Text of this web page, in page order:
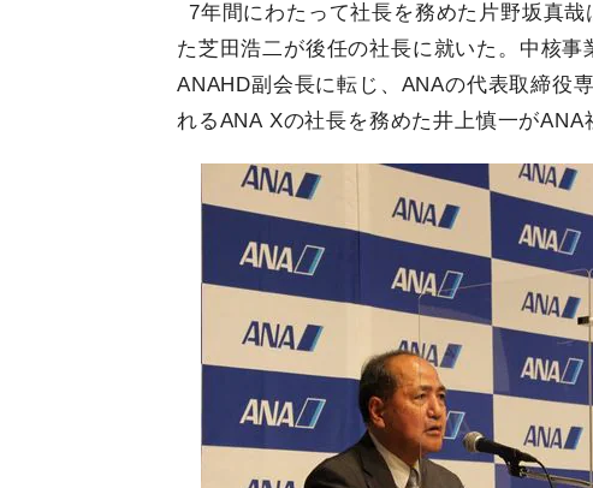
7年間にわたって社長を務めた片野坂真
た芝田浩二が後任の社長に就いた。中核
ANAHD副会長に転じ、ANAの代表取締役
れるANA Xの社長を務めた井上慎一がANA